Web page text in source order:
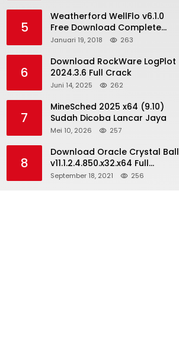
5
Weatherford WellFlo v6.1.0
Free Download Complete
License
Januari 19, 2018 263
6
Download RockWare LogPlot
2024.3.6 Full Crack
Juni 14, 2025 262
7
MineSched 2025 x64 (9.10)
Sudah Dicoba Lancar Jaya
Mei 10, 2026 257
8
Download Oracle Crystal Ball
v11.1.2.4.850.x32.x64 Full
Version
September 18, 2021 256